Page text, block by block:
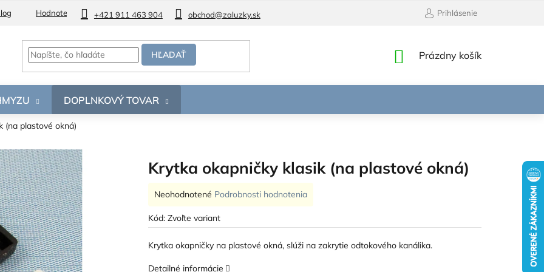
+421 911 463 904 obchod@zaluzky.sk
Hodnotenie obchodu Prihlásenie
HĽADAŤ
NÁKUPNÝ
Prázdny košík
DOPLNKOVÝ TOVAR
(na plastové okná)
Krytka okapničky klasik (na plastové okná)
Kód: Zvoľte variant
Krytka okapničky na plastové okná, slúži na zakrytie odtokového kanálika.
Detailné informácie
Priemerné
produktu
je
0,0
z
Neohodnotené Podrobnosti hodnotenia